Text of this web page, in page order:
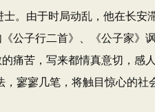
由于时局动乱，他在长安
公子行二首》、《公子家》
苦，写来都情真意切，感
寥寥几笔，将触目惊心的社